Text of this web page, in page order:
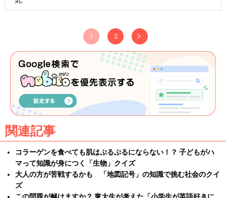
1 2
関連記事
コラーゲンを食べても肌はぷるぷるにならない！？ 子どもがハ
マって知識が身につく「生物」クイズ
大人の方が苦戦するかも 「地図記号」の知識で挑む社会のクイ
ズ
この問題が解けますか？ 東大生が考えた「小学生が英語好きに